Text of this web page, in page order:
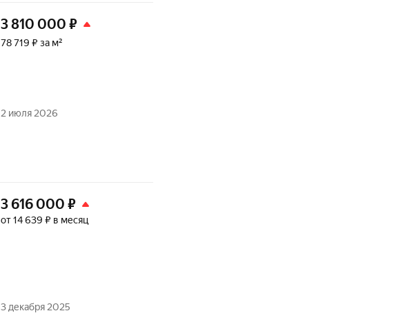
3 810 000 ₽
78 719 ₽ за м²
2 июля 2026
3 616 000 ₽
от 14 639 ₽ в месяц
3 декабря 2025